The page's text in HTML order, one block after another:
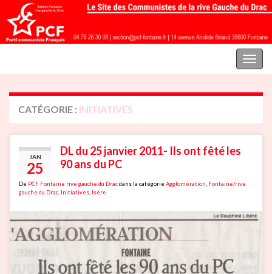
Toggle
CATÉGORIE : INITIATIVES
JAN
25
DL du 25 janvier 2011- Ils ont fêté les
90 ans du PC
De PCF Fontaine rive gauche du Dracdans la catégorie Agglomération Fontaine/rive
gauche du Drac Initiatives Isère